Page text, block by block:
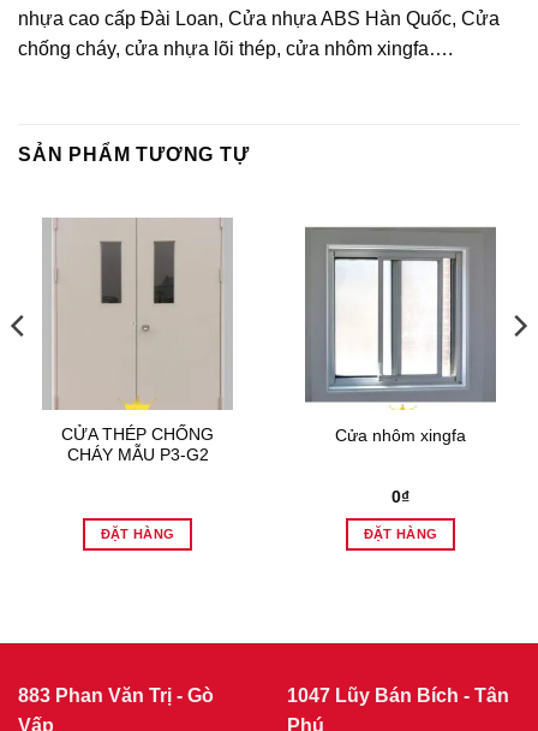
nhựa cao cấp Đài Loan, Cửa nhựa ABS Hàn Quốc, Cửa
chống cháy, cửa nhựa lõi thép, cửa nhôm xingfa….
SẢN PHẨM TƯƠNG TỰ
CỬA THÉP CHỐNG
CHÁY MẪU P3-G2
ĐẶT HÀNG
Cửa nhôm xingfa
0₫
ĐẶT HÀNG
883 Phan Văn Trị - Gò
Vấp
1047 Lũy Bán Bích - Tân
Phú